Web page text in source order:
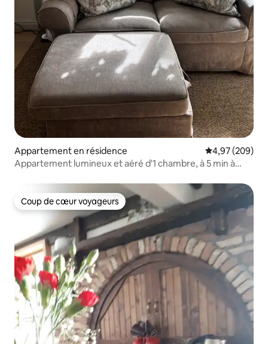
Appartement en résidence Évaluation
4,97 (209)
Appartement lumineux et aéré d'1 chambre, à 5 min à
Coup de cœur voyageurs
Coup de cœur voyageurs